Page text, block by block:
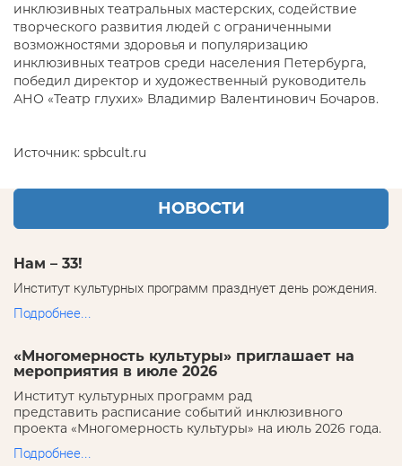
инклюзивных театральных мастерских, содействие
творческого развития людей с ограниченными
возможностями здоровья и популяризацию
инклюзивных театров среди населения Петербурга,
победил директор и художественный руководитель
АНО «Театр глухих» Владимир Валентинович Бочаров.
Источник: spbcult.ru
НОВОСТИ
Нам – 33!
Институт культурных программ празднует день рождения.
Подробнее...
«Многомерность культуры» приглашает на
мероприятия в июле 2026
Институт культурных программ рад
представить расписание событий инклюзивного
проекта «Многомерность культуры» на июль 2026 года.
Подробнее...